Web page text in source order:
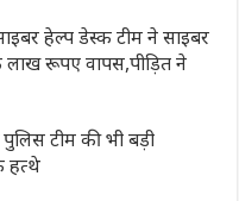
हेल्प डेस्क टीम ने साइबर
रूपए वापस,पीड़ित ने
पुलिस टीम की भी बड़ी
हत्थे